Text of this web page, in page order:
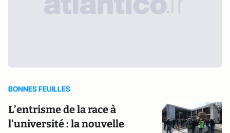
BONNES FEUILLES
L’entrisme de la race à
l’université : la nouvelle